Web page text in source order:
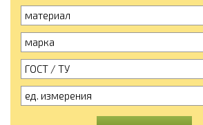
материал
марка
ГОСТ / ТУ
ед. измерения